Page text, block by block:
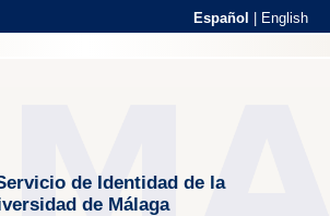
Español English
de Identidad de la
de Málaga